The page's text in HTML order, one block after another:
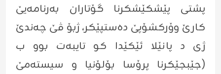
پشتى پێشكێشكرنا گۆتاران به‌رنامه‌یێ
كارێ وۆركشۆپێ ده‌ستپێكر، ژبۆ ڤێ چه‌ندێ
ژى د پانێلا ئێكێدا كو تایبه‌ت بوو ب
(جێبجێكرنا پرۆسا بۆلۆنیا و سیسته‌مێ